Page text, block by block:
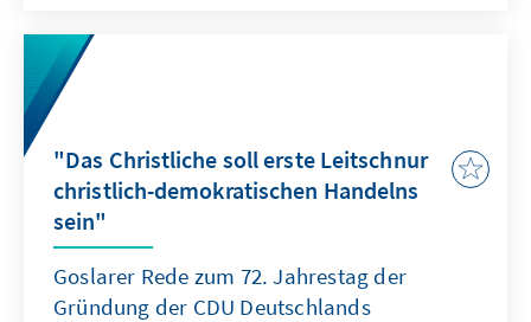
Goslarer Rede 2023 “Wendet sich die Zeit
gegen die Demokratie” gehalten von Peter
Müller, Richter des
Senat in Karlsruhe.
"Das Christliche soll erste Leitschnur
christlich-demokratischen Handelns
sein"
Goslarer Rede zum 72. Jahrestag der
Gründung der CDU Deutschlands